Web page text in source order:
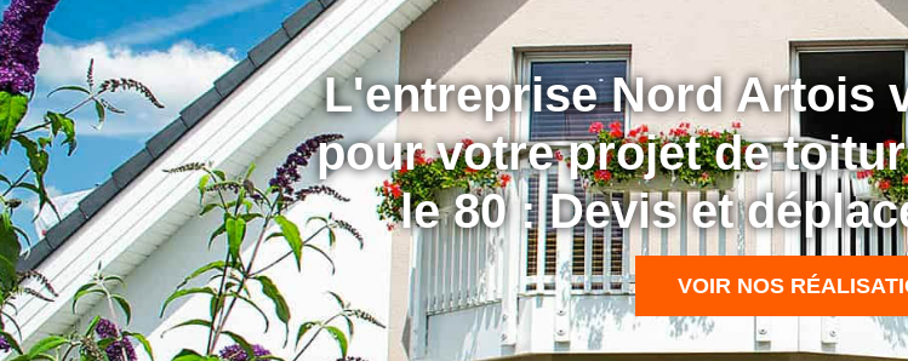
L'entreprise Nord Artois
pour votre projet de
le 80 : Devis et
VOIR NOS